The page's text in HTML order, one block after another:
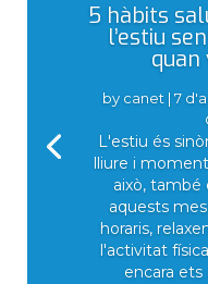
5 hàbits
l’estiu
by canet | 7
L'estiu és
lliure i
això, també
aquests
horaris,
l'activitat
encara ets